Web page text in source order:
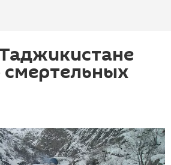
смертельных